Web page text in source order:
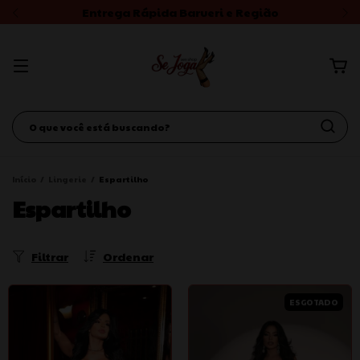
Espartilho
Espartilho
Ordenar
Filtrar
ESGOTADO